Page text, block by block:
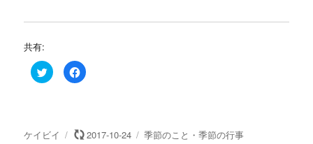
共有:
ク
リ
w
i
F
a
k
で
投
ケイビイ
投 2017-10-24
カ
季節のこと・季節の行事